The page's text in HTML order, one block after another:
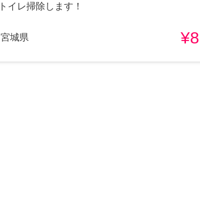
トイレ掃除します！
宮城県